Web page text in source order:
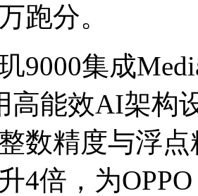
跑分。
9000集成
高能效AI架构
数精度与浮
4倍，为